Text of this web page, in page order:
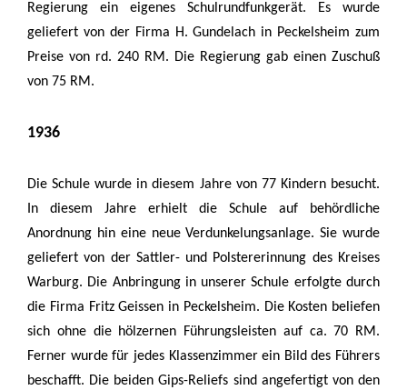
Regierung ein eigenes Schulrundfunkgerät. Es wurde
geliefert von der Firma H. Gundelach in Peckelsheim zum
Preise von rd. 240 RM. Die Regierung gab einen Zuschuß
von 75 RM.
1936
Die Schule wurde in diesem Jahre von 77 Kindern besucht.
In diesem Jahre erhielt die Schule auf behördliche
Anordnung hin eine neue Verdunkelungsanlage. Sie wurde
geliefert von der Sattler- und Polstererinnung des Kreises
Warburg. Die Anbringung in unserer Schule erfolgte durch
die Firma Fritz Geissen in Peckelsheim. Die Kosten beliefen
sich ohne die hölzernen Führungsleisten auf ca. 70 RM.
Ferner wurde für jedes Klassenzimmer ein Bild des Führers
beschafft. Die beiden Gips-Reliefs sind angefertigt von den